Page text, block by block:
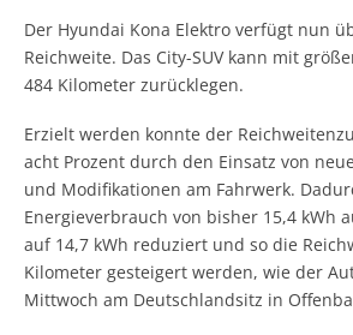
Der Hyundai Kona Elektro verfügt nun
Reichweite. Das City-SUV kann mit
484 Kilometer zurücklegen.
Erzielt werden konnte der
acht Prozent durch den Einsatz von
und Modifikationen am Fahrwerk.
Energieverbrauch von bisher 15,4 kWh
auf 14,7 kWh reduziert und so die
Kilometer gesteigert werden, wie der
Mittwoch am Deutschlandsitz in